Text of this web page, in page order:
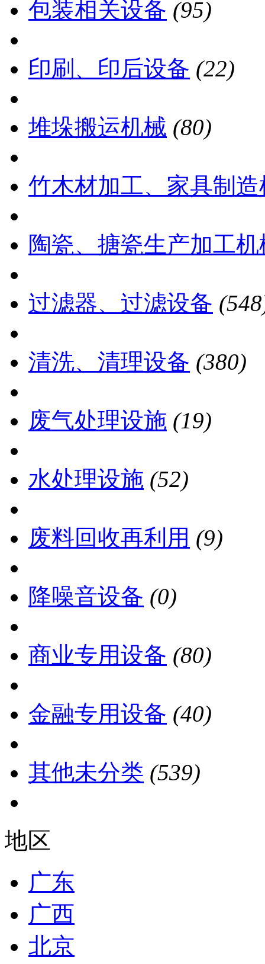
包装相关设备 (95)
印刷、印后设备 (22)
堆垛搬运机械 (80)
竹木材加工、家具制造
陶瓷、搪瓷生产加工机
过滤器、过滤设备
清洗、清理设备 (380)
废气处理设施 (19)
水处理设施 (52)
废料回收再利用 (9)
降噪音设备 (0)
商业专用设备 (80)
金融专用设备 (40)
其他未分类 (539)
地区
广东
广西
北京